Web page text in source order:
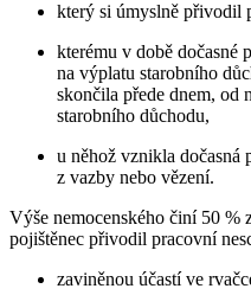
který si úmyslně přivodil
kterému v době dočasné
na výplatu starobního
skončila přede dnem, od
starobního důchodu,
u něhož vznikla dočasná
z vazby nebo vězení.
Výše nemocenského činí 50 %
pojištěnec přivodil pracovní
zaviněnou účastí ve